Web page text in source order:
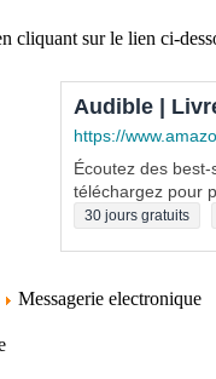
cliquant sur le lien ci-
Audible |
https://
Écoutez des
téléchargez pour
30 jours gratuits
Messagerie electronique